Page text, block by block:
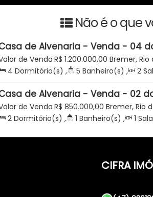
Não é o que
de Alvenaria - Venda - 04
- Semi Mobiliada - Rua
Bremer - Rio do Sul
R$ 1.200.000,00
de Venda
Bremer, Rio
Brasil
4 Dormitório(s) , 5 Banheiro(s) , 2
Total: 303.75m² , 2 Vaga(s) ,
de Alvenaria - Venda - 02
- Estrada Blumenau -
Torres - Bremer - Rio do
R$ 850.000,00
de Venda
Bremer, Rio
Brasil
2 Dormitório(s) , 1 Banheiro(s) , 1
CIFRA